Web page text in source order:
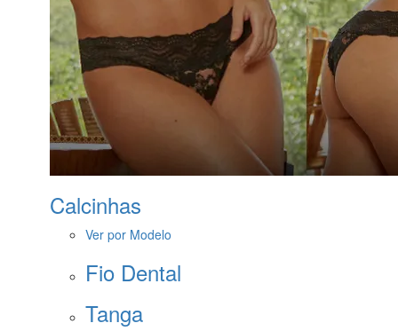
Calcinhas
Ver por Modelo
Fio Dental
Tanga